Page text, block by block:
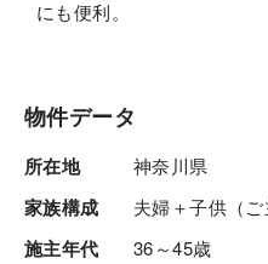
にも便利。
物件データ
所在地 神奈川県
家族構成 夫婦＋子供（ご
施主年代 36～45歳